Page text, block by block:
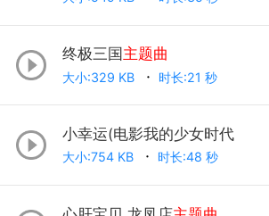
终极三国 主题曲
大小:329 KB 时长:21 秒
小幸运(电影我的少女时代
大小:754 KB 时长:48 秒